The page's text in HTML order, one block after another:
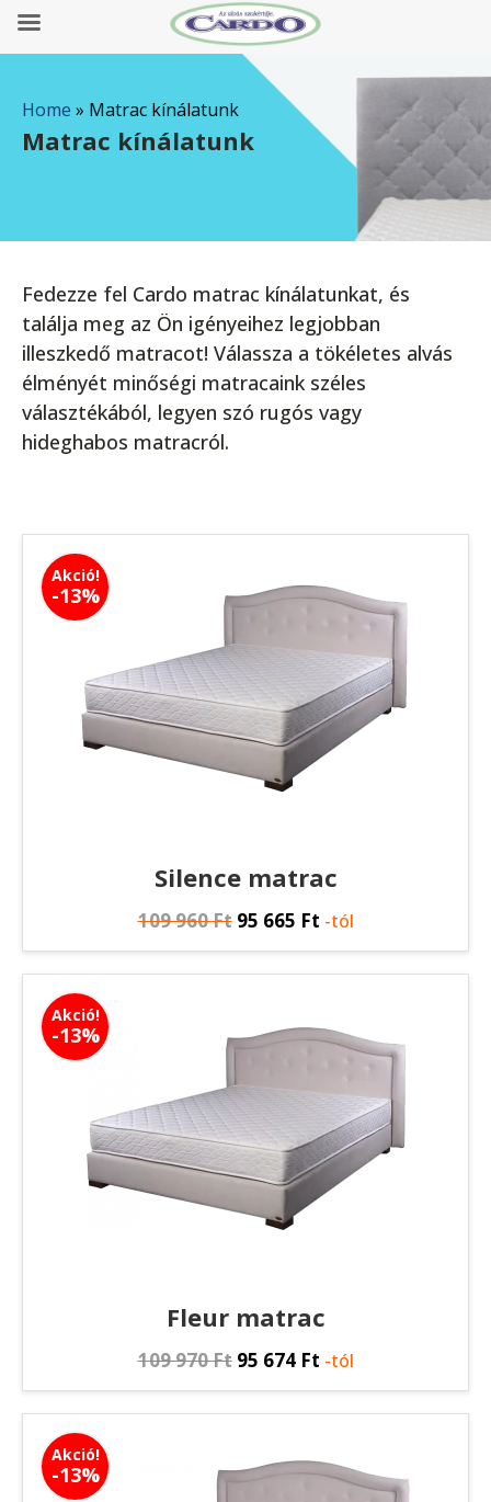
Home » Matrac kínálatunk
Matrac kínálatunk
Fedezze fel Cardo matrac kínálatunkat, és
találja meg az Ön igényeihez legjobban
illeszkedő matracot! Válassza a tökéletes alvás
élményét minőségi matracaink széles
választékából, legyen szó rugós vagy
hideghabos matracról.
Akció!
-13%
Silence matrac
109 960Ft 95 665 Ft -tól
Akció!
-13%
Fleur matrac
109 970Ft 95 674 Ft -tól
Akció!
-13%